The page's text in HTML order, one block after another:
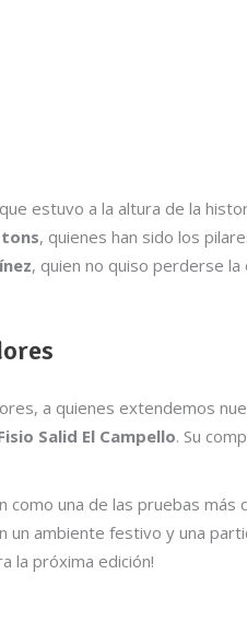
estuvo a la altura de la
, quienes han sido los
, quien no quiso perderse
a quienes extendemos
Salid El Campello. Su
como una de las pruebas
ambiente festivo y una
la próxima edición!